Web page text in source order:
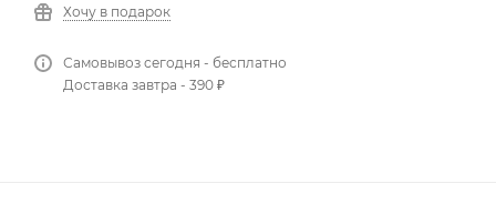
Хочу в подарок
Самовывоз сегодня - бесплатно
Доставка завтра - 390 ₽